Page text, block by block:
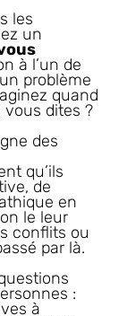
les
un
à l’un de
problème
quand
vous dites ?
des
qu’ils
de
en
le leur
conflits ou
par là.
:
à